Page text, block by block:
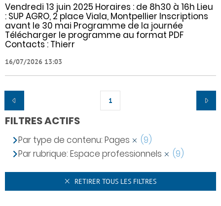
Vendredi 13 juin 2025 Horaires : de 8h30 à 16h Lieu
: SUP AGRO, 2 place Viala, Montpellier Inscriptions
avant le 30 mai Programme de la journée
Télécharger le programme au format PDF
Contacts : Thierr
16/07/2026 13:03
1
FILTRES ACTIFS
Par type de contenu: Pages
(9)
Par rubrique: Espace professionnels
(9)
RETIRER TOUS LES FILTRES